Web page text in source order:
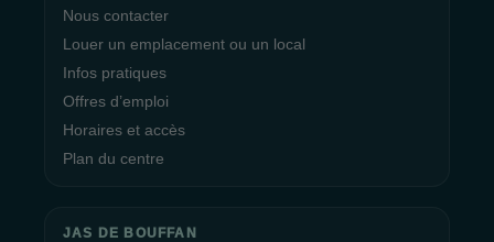
Nous contacter
Louer un emplacement ou un local
Infos pratiques
Offres d’emploi
Horaires et accès
Plan du centre
JAS DE BOUFFAN